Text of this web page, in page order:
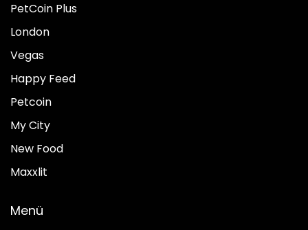
PetCoin Plus
London
Vegas
Happy Feed
Petcoin
My City
New Food
Maxxlit
Menü